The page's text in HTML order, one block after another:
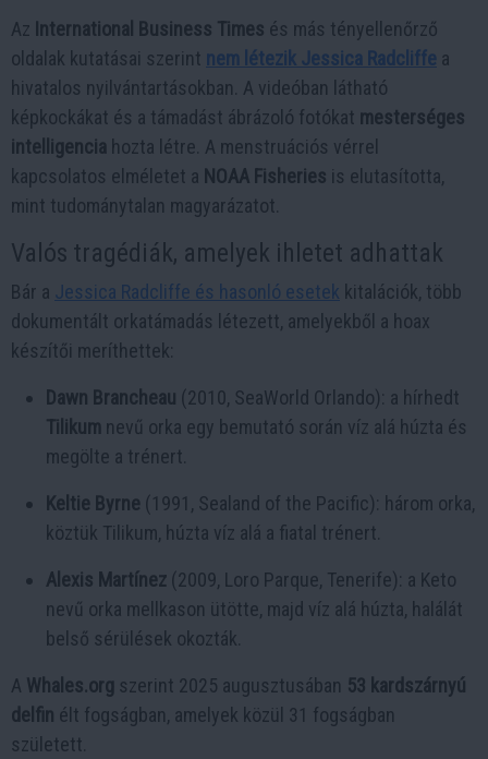
Az International Business Times és más tényellenőrző
oldalak kutatásai szerint nem létezik Jessica Radcliffe a
hivatalos nyilvántartásokban. A videóban látható
képkockákat és a támadást ábrázoló fotókat mesterséges
intelligencia hozta létre. A menstruációs vérrel
kapcsolatos elméletet a NOAA Fisheries is elutasította,
mint tudománytalan magyarázatot.
Valós tragédiák, amelyek ihletet adhattak
Bár a Jessica Radcliffe és hasonló esetek kitalációk, több
dokumentált orkatámadás létezett, amelyekből a hoax
készítői meríthettek:
Dawn Brancheau (2010, SeaWorld Orlando): a hírhedt
Tilikum nevű orka egy bemutató során víz alá húzta és
megölte a trénert.
Keltie Byrne (1991, Sealand of the Pacific): három orka,
köztük Tilikum, húzta víz alá a fiatal trénert.
Alexis Martínez (2009, Loro Parque, Tenerife): a Keto
nevű orka mellkason ütötte, majd víz alá húzta, halálát
belső sérülések okozták.
A Whales.org szerint 2025 augusztusában 53 kardszárnyú
delfin élt fogságban, amelyek közül 31 fogságban
született.